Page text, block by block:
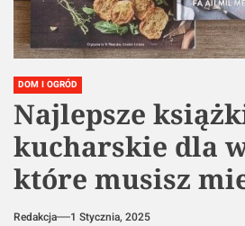
DOM I OGRÓD
Najlepsze
kucharskie dla
które musisz
Redakcja 1 Stycznia, 2025